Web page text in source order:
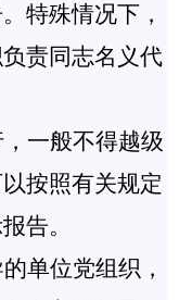
特殊情况下，
责同志名义代
一般不得越级
按照有关规定
告。
单位党组织，